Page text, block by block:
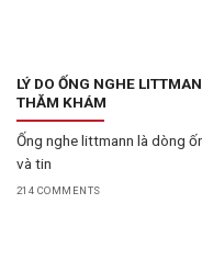
LÝ DO ỐNG NGHE
THĂM KHÁM
Ống nghe littmann là dòng
và tin
214 COMMENTS